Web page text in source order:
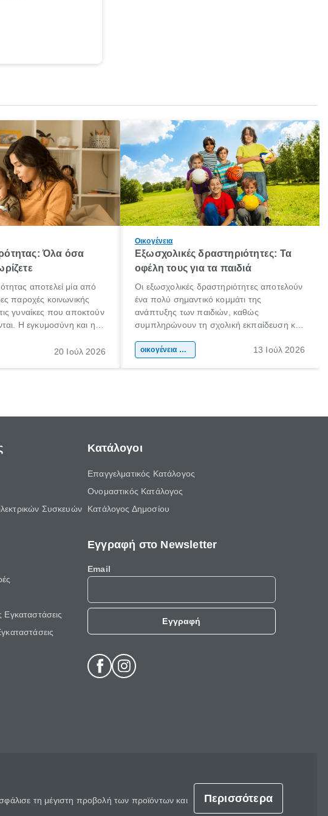
Όλα όσα
αποτελεί μία από
παροχές κοινωνικής
γυναίκες που αποκτούν
Η εγκυμοσύνη και η
στη ζωή κάθε20 Ιούλ 2026
Οικογένεια
Εξωσχολικές δραστηριότητες: Τα
οφέλη τους για τα παιδιά
Οι εξωσχολικές δραστηριότητες αποτελούν
ένα πολύ σημαντικό κομμάτι της
ανάπτυξης των παιδιών, καθώς
συμπληρώνουν τη σχολική εκπαίδευση και
της προσωπικότητας, της κοινωνικότητας
οικογένεια & παιδί 13 Ιούλ 2026
Συσκευών
Εγκαταστάσεις
Κατάλογοι
Επαγγελματικός Κατάλογος
Ονομαστικός Κατάλογος
Κατάλογος Δημοσίου
Εγγραφή στο Newsletter
Email
Εγγραφή
τη μέγιστη προβολή των προϊόντων και
Περισσότερα